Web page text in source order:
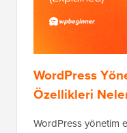
WordPress
Özellikleri
WordPress yönetim